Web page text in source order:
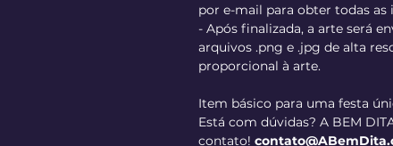
por e-mail para obter todas as
- Após finalizada, a arte será
arquivos .png e .jpg de alta
proporcional à arte.
Item básico para uma festa
Está com dúvidas? A BEM
contato!